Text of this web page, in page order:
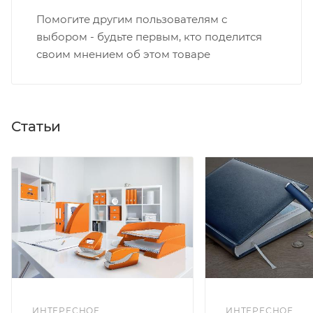
Помогите другим пользователям с
выбором - будьте первым, кто поделится
своим мнением об этом товаре
Статьи
ИНТЕРЕСНОЕ ИНТЕРЕСНОЕ